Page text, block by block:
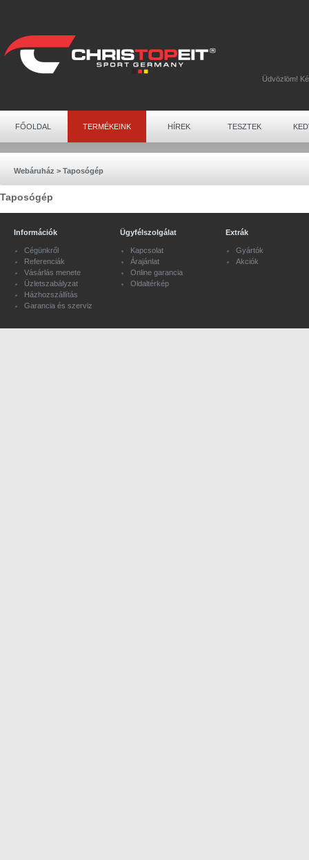
Üdvözlöm!
FŐOLDAL TERMÉKEINK HÍREK TESZTEK
Webáruház > Taposógép
Taposógép
Információk
Cégünkről
Referenciák
Vásárlás menete
Üzletszabályzat
Házhozszállítás
Garancia és szerviz
Ügyfélszolgálat
Kapcsolat
Árajánlat
Online garancia
Oldaltérkép
Extrák
Gyártók
Akciók